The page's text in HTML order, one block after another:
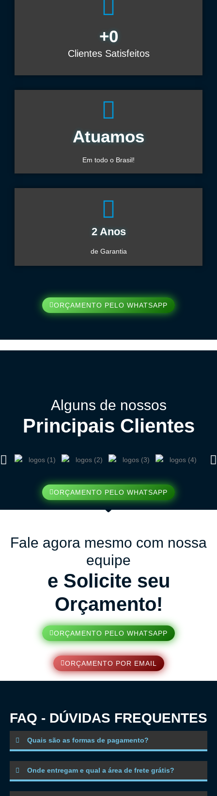
Clientes Satisfeitos
+0
Atuamos
Em todo o Brasil!
2 Anos
de Garantia
ORÇAMENTO PELO WHATSAPP
Alguns de nossos
Principais Clientes
ORÇAMENTO PELO WHATSAPP
Fale agora mesmo com nossa
equipe
e Solicite seu
Orçamento!
ORÇAMENTO PELO WHATSAPP
ORÇAMENTO POR EMAIL
FAQ - DÚVIDAS FREQUENTES
Quais são as formas de pagamento?
Onde entregam e qual a área de frete grátis?